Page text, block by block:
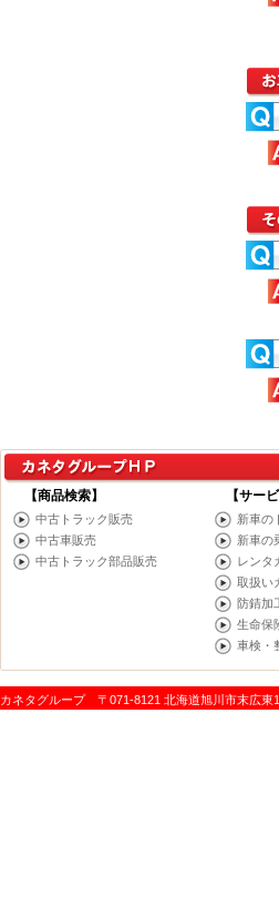
【商品検索】
中古トラック販売
中古車販売
中古トラック部品販売
【サー
新車の
新車の
レンタ
取扱い
防錆加
生命保
車検・
カネタグループ 〒071-8121 北海道旭川市末広